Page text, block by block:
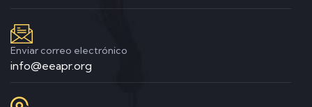
Enviar correo electrónico
info@eeapr.org